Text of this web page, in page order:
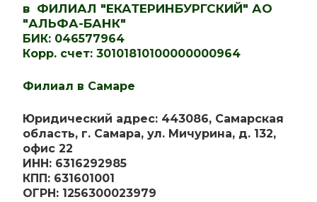
в ФИЛИАЛ "ЕКАТЕРИНБУРГСКИЙ" АО
"АЛЬФА-БАНК"
БИК: 046577964
Корр. счет: 30101810100000000964
Филиал в Самаре
Юридический адрес: 443086, Самарская
область, г. Самара, ул. Мичурина, д. 132,
офис 22
ИНН: 6316292985
КПП: 631601001
ОГРН: 1256300023979